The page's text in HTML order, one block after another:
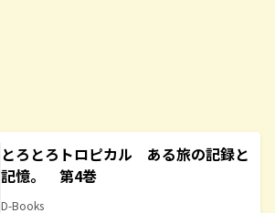
とろとろトロピカル ある旅の記録と
記憶。 第4巻
D-Books